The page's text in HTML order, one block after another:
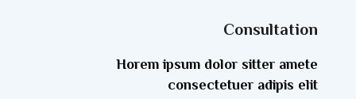
Consultation
Horem ipsum dolor sitter amete
consectetuer adipis elit